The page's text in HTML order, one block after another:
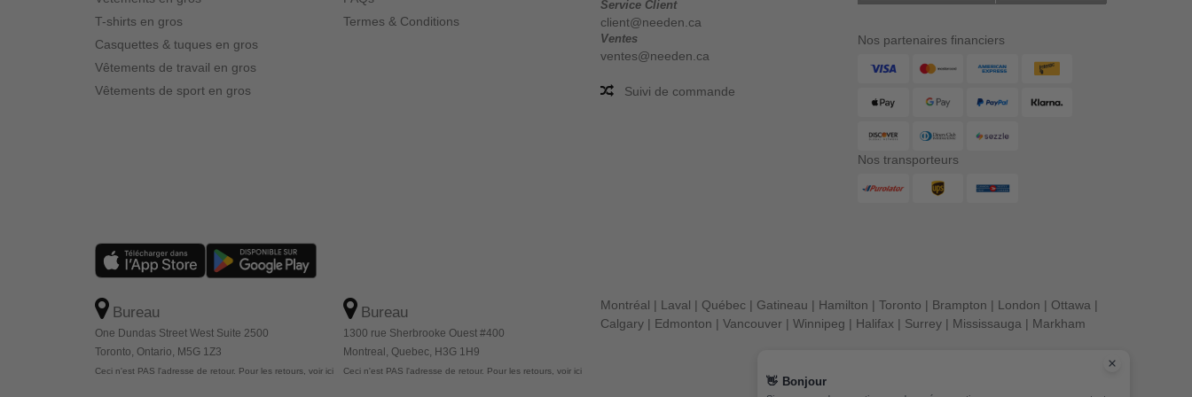
T-shirts en gros
Casquettes & tuques en gros
Vêtements de travail en gros
Vêtements de sport en gros
Termes & Conditions
Service Client
client@needen.ca
Ventes
ventes@needen.ca
Suivi de commande
Nos partenaires financiers
Nos transporteurs
Bureau
One Dundas Street West Suite 2500
Toronto, Ontario, M5G 1Z3
Ceci n'est PAS l'adresse de retour. Pour les retours, voir ici
Bureau
1300 rue Sherbrooke Ouest #400
Montreal, Quebec, H3G 1H9
Ceci n'est PAS l'adresse de retour. Pour les retours, voir ici
Montréal | Laval | Québec | Gatineau | Hamilton | Toronto | Brampton | London | Ottawa |
Calgary | Edmonton | Vancouver | Winnipeg | Halifax | Surrey | Mississauga | Markham
👋 Bonjour